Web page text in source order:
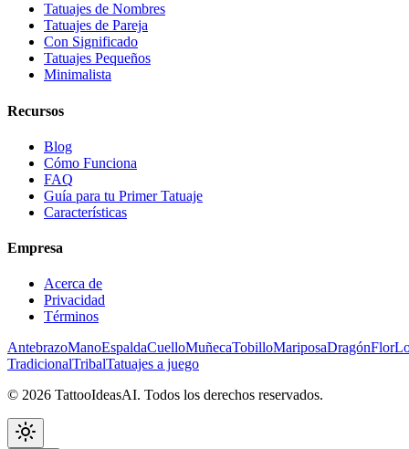
Tatuajes de Nombres
Tatuajes de Pareja
Con Significado
Tatuajes Pequeños
Minimalista
Recursos
Blog
Cómo Funciona
FAQ
Guía para tu Primer Tatuaje
Características
Empresa
Acerca de
Privacidad
Términos
AntebrazoManoEspaldaCuelloMuñecaTobilloMariposaDragónFlor
TradicionalTribalTatuajes a juego
© 2026 TattooIdeasAI. Todos los derechos reservados.